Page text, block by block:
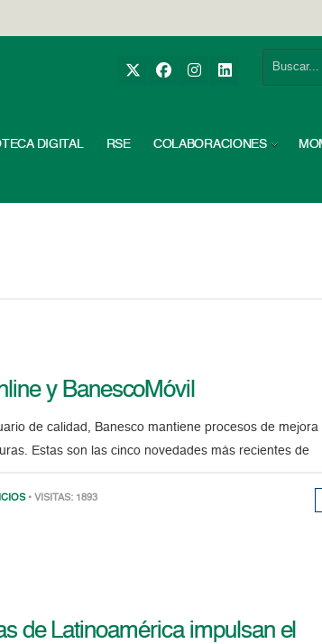
DIGITAL RSE COLABORACIONES
y BanescoMóvil
de calidad, Banesco mantiene procesos de mejora
Estas son las cinco novedades más recientes de
• VISITAS: 1893
de Latinoamérica impulsan el